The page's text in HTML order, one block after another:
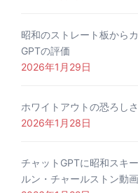
昭和のストレート板から
GPTの評価
2026年1月29日
ホワイトアウトの恐ろしさ
2026年1月28日
チャットGPTに昭和スキ
ルン・チャールストン動